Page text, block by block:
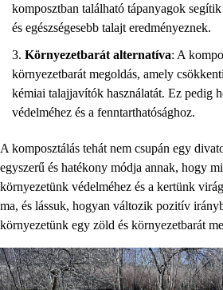
komposztban található tápanyagok
és egészségesebb talajt eredményeznek.
Környezetbarát alternatíva: A
környezetbarát megoldás, amely
kémiai talajjavítók használatát. Ez pedig
védelméhez és a fenntarthatósághoz.
A komposztálás tehát nem csupán egy
egyszerű és hatékony módja annak, hogy
környezetünk védelméhez és a kertünk
ma, és lássuk, hogyan változik pozitív
környezetünk egy zöld és környezetbarát